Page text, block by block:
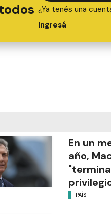
¿Ya tenés una
Ingresá
En un
año,
PAÍS